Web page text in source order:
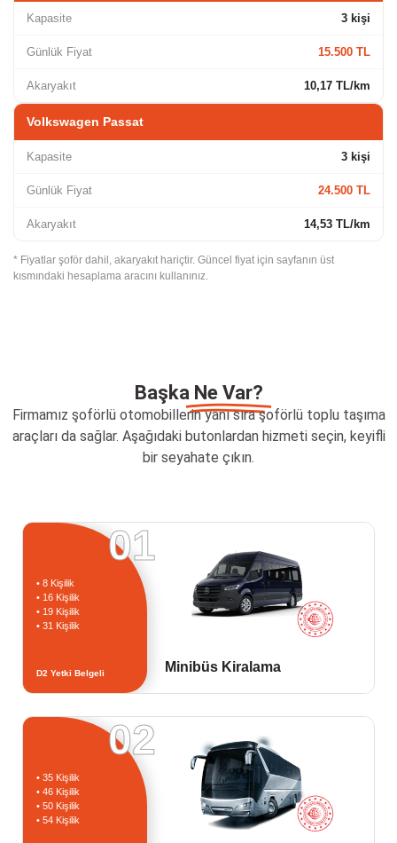
Kapasite 3 kişi
Günlük Fiyat 15.500 TL
Akaryakıt 10,17 TL/km
Volkswagen Passat
Kapasite 3 kişi
Günlük Fiyat 24.500 TL
Akaryakıt 14,53 TL/km
* Fiyatlar şoför dahil, akaryakıt hariçtir. Güncel fiyat için sayfanın üst
kısmındaki hesaplama aracını kullanınız.
Başka Ne Var?
Firmamız şoförlü otomobillerin yanı sıra şoförlü toplu taşıma
araçları da sağlar. Aşağıdaki butonlardan hizmeti seçin, keyifli
bir seyahate çıkın.
01
• 8 Kişilik
• 16 Kişilik
• 19 Kişilik
• 31 Kişilik
D2 Yetki Belgeli Minibüs Kiralama
02
• 35 Kişilik
• 46 Kişilik
• 50 Kişilik
• 54 Kişilik